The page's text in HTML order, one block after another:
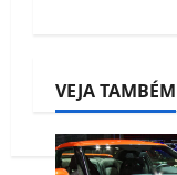
i
o
VEJA TAMBÉM